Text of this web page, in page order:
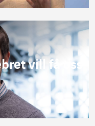
vill få oss